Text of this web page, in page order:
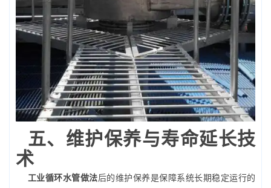
五、维护保养与寿命延长技
术
工业循环水管做法后的维护保养是保障系统长期稳定运行的